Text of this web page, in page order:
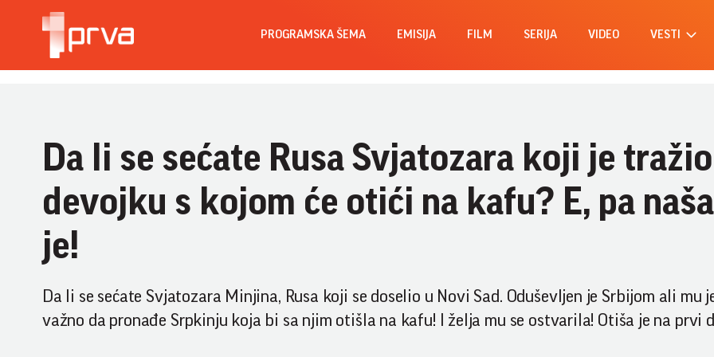
PROGRAMSKA ŠEMA EMISIJA FILM SERIJA VIDEO VESTI
Da li se sećate Rusa Svjatozara koji je tražio
devojku s kojom će otići na kafu? E, pa
je!
Da li se sećate Svjatozara Minjina, Rusa koji se doselio u Novi Sad. Oduševljen je Srbijom ali mu
važno da pronađe Srpkinju koja bi sa njim otišla na kafu! I želja mu se ostvarila! Otiša je na prvi